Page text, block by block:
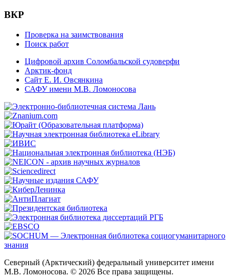
ВКР
Проверка на заимствования
Поиск работ
Цифровой архив Соломбальской судоверфи
Арктик-фонд
Сайт Е. И. Овсянкина
САФУ имени М.В. Ломоносова
Северный (Арктический) федеральный университет имени
М.В. Ломоносова. © 2026 Все права защищены.